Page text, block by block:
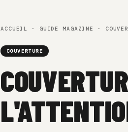
ACCUEIL · GUIDE MAGAZINE ·
COUVERTURE